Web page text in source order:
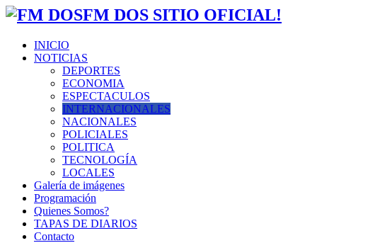
FM DOS SITIO OFICIAL!
INICIO
NOTICIAS
DEPORTES
ECONOMIA
ESPECTACULOS
INTERNACIONALES
NACIONALES
POLICIALES
POLITICA
TECNOLOGÍA
LOCALES
Galería de imágenes
Programación
Quienes Somos?
TAPAS DE DIARIOS
Contacto